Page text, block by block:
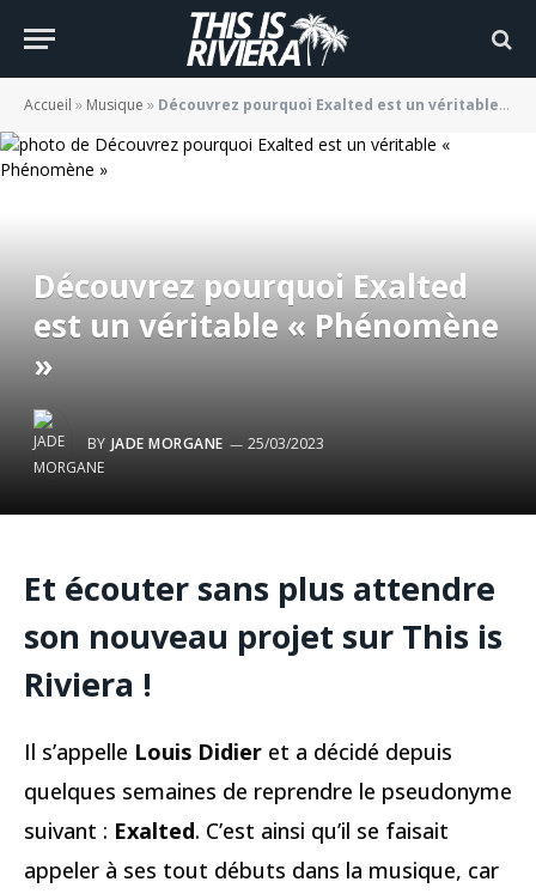
Accueil » Musique » Découvrez pourquoi Exalted est un véritable « Phénomène »
Découvrez pourquoi Exalted
est un véritable « Phénomène
»
BY JADE MORGANE 25/03/2023
Et écouter sans plus attendre
son nouveau projet sur This is
Riviera !
Il s’appelle Louis Didier et a décidé depuis
quelques semaines de reprendre le pseudonyme
suivant : Exalted. C’est ainsi qu’il se faisait
appeler à ses tout débuts dans la musique, car